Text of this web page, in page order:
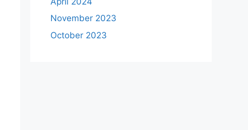
November 2023
October 2023